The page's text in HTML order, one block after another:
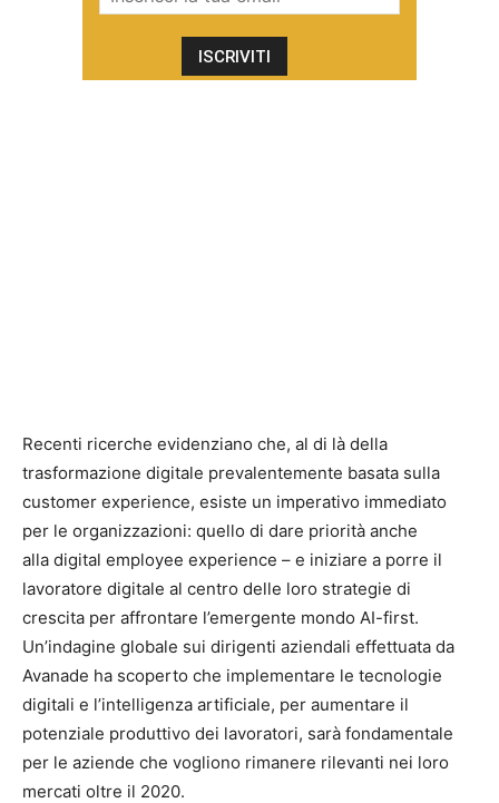
Recenti ricerche evidenziano che, al di là della
trasformazione digitale prevalentemente basata sulla
customer experience, esiste un imperativo immediato
per le organizzazioni: quello di dare priorità anche
alla digital employee experience – e iniziare a porre il
lavoratore digitale al centro delle loro strategie di
crescita per affrontare l’emergente mondo AI-first.
Un’indagine globale sui dirigenti aziendali effettuata da
Avanade ha scoperto che implementare le tecnologie
digitali e l’intelligenza artificiale, per aumentare il
potenziale produttivo dei lavoratori, sarà fondamentale
per le aziende che vogliono rimanere rilevanti nei loro
mercati oltre il 2020.